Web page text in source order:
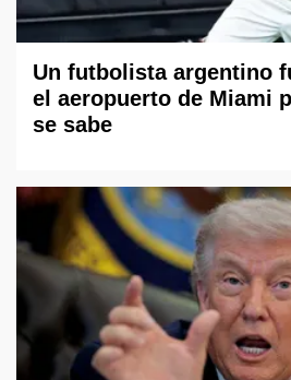
Un futbolista argentino
el aeropuerto de Miami
se sabe